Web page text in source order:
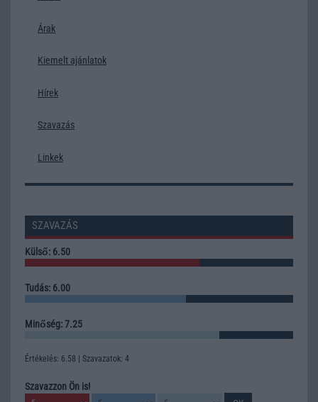
Árak
Kiemelt ajánlatok
Hírek
Szavazás
Linkek
SZAVAZÁS
Külső: 6.50
Tudás: 6.00
Minőség: 7.25
Értékelés: 6.58 | Szavazatok: 4
Szavazzon Ön is!